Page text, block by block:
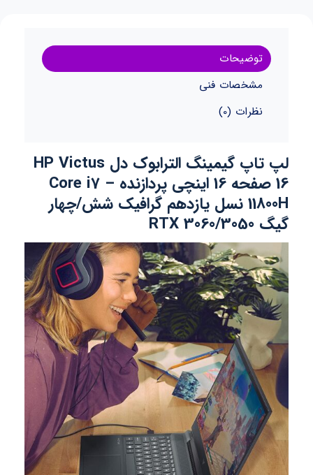
توضیحات
مشخصات فنی
نظرات (0)
لپ تاپ گیمینگ الترابوک دل HP Victus
16 صفحه 16 اینچی پردازنده Core i7 –
11800H نسل یازدهم گرافیک شش/چهار
گیگ RTX 3060/3050